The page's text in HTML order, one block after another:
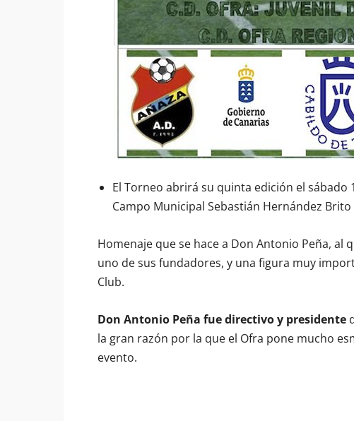
El Torneo abrirá su quinta edición el sábado
Campo Municipal Sebastián Hernández Brito
Homenaje que se hace a Don Antonio Peña, al
uno de sus fundadores, y una figura muy
Club.
Don Antonio Peña fue directivo y presidente
la gran razón por la que el Ofra pone mucho
evento.